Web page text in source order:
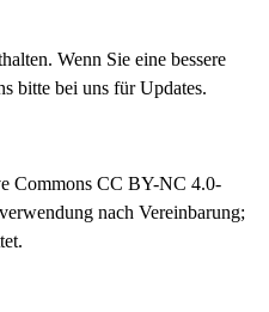
Wenn Sie eine bessere
bitte bei uns für Updates.
Commons CC BY-NC 4.0-
nach Vereinbarung;